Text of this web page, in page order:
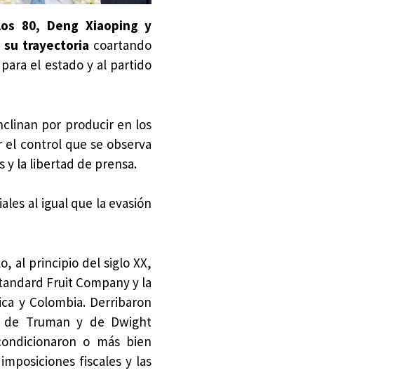
80, Deng Xiaoping y
trayectoria coartando
el estado y al partido
por producir en los
control que se observa
y la libertad de prensa.
al igual que la evasión
al principio del siglo XX,
Fruit Company y la
y Colombia. Derribaron
Truman y de Dwight
o más bien
fiscales y las